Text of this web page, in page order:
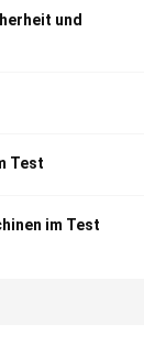
und
Test
im Test